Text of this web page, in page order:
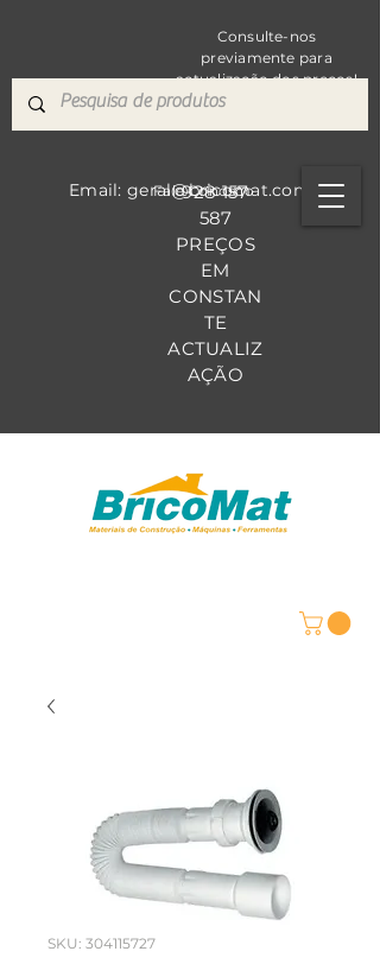
Consulte-nos
previamente para
actualização dos preços!
928 157
587
PREÇOS
EM
CONSTAN
TE
ACTUALIZ
AÇÃO
Fale Conosco
Email: geral@bricomat.com
SKU: 304115727